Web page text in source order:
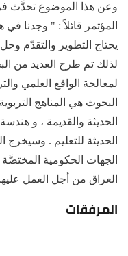
وعن هذا الموضوع تحدَّث
المؤتمر قائلاً : " وجدنا
يحتاج التطوير والتقدّم
لذلك تم طرح العديد من
لمعالجة الواقع العلمي
البحوث هي المناهج
الحديثة والقديمة ، و
الحديثة للتعليم .
الجهات الحكومية
العراق من أجل العمل
المرفقات